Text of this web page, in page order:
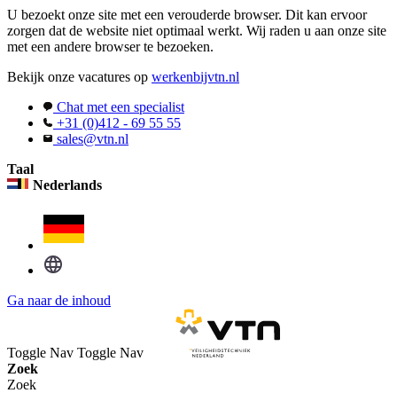
U bezoekt onze site met een verouderde browser. Dit kan ervoor
zorgen dat de website niet optimaal werkt. Wij raden u aan onze site
met een andere browser te bezoeken.
Bekijk onze vacatures op werkenbijvtn.nl
Chat met een specialist
+31 (0)412 - 69 55 55
sales@vtn.nl
Taal
Nederlands
Ga naar de inhoud
Toggle Nav Toggle Nav
Zoek
Zoek